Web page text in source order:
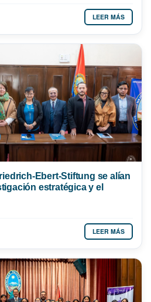
LEER MÁS
Ebert-Stiftung se alían
estratégica y el
LEER MÁS